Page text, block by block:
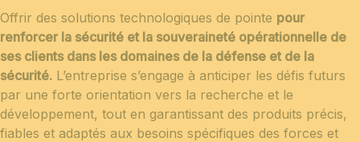
Offrir des solutions technologiques de pointe pour
renforcer la sécurité et la souveraineté opérationnelle de
ses clients dans les domaines de la défense et de la
sécurité. L’entreprise s’engage à anticiper les défis futurs
par une forte orientation vers la recherche et le
développement, tout en garantissant des produits précis,
fiables et adaptés aux besoins spécifiques des forces et